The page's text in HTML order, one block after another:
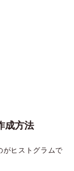
成方法
がヒストグラムで